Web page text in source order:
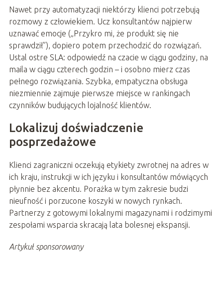
Nawet przy automatyzacji niektórzy klienci potrzebują
rozmowy z człowiekiem. Ucz konsultantów najpierw
uznawać emocje („Przykro mi, że produkt się nie
sprawdził”), dopiero potem przechodzić do rozwiązań.
Ustal ostre SLA: odpowiedź na czacie w ciągu godziny, na
maila w ciągu czterech godzin – i osobno mierz czas
pełnego rozwiązania. Szybka, empatyczna obsługa
niezmiennie zajmuje pierwsze miejsce w rankingach
czynników budujących lojalność klientów.
Lokalizuj doświadczenie
posprzedażowe
Klienci zagraniczni oczekują etykiety zwrotnej na adres w
ich kraju, instrukcji w ich języku i konsultantów mówiących
płynnie bez akcentu. Porażka w tym zakresie budzi
nieufność i porzucone koszyki w nowych rynkach.
Partnerzy z gotowymi lokalnymi magazynami i rodzimymi
zespołami wsparcia skracają lata bolesnej ekspansji.
Artykuł sponsorowany